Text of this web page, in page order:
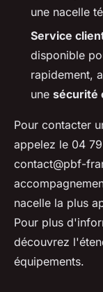
une nacelle
Service
disponible
rapidement,
une sécurité
Pour contacter
appelez le 04
contact@pbf-
nacelle la plus
Pour plus
découvrez
équipements.